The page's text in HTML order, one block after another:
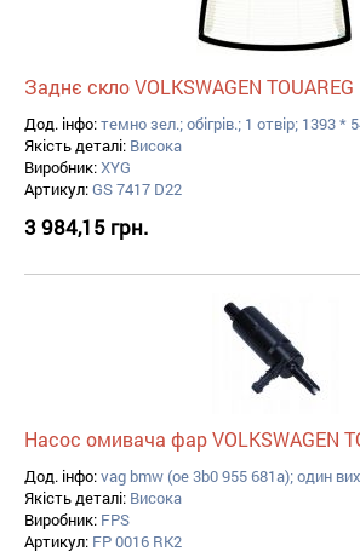
Заднє скло VOLKSWAGEN
Дод. інфо:темно зел.; обігрів.; 1 отвір; 1393 *
Якість деталі: Висока
Виробник:XYG
Артикул:GS 7417 D22
3 984,15 грн.
Насос омивача фар VOLKSWAGEN
Дод. інфо:vag bmw (oe 3b0 955 681a); один
Якість деталі: Висока
Виробник: FPS
Артикул: FP 0016 RK2